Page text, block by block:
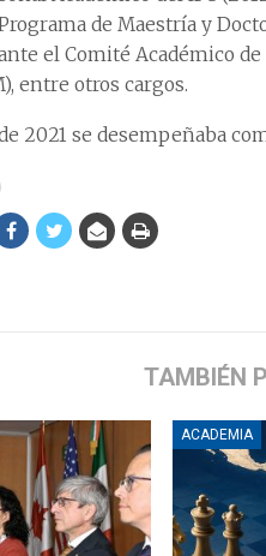
de Maestría y
el Comité Académico de
entre otros cargos.
2021 se desempeñaba
TAMBIÉN
ACADEMIA